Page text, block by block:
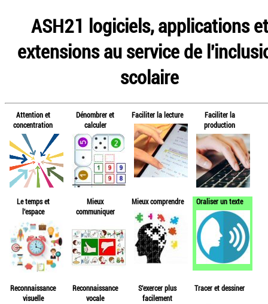
ASH21 logiciels, applications et
extensions au service de
scolaire
Attention et
concentration
Dénombrer et
calculer
Faciliter la lecture
Faciliter la
production
Le temps et
l'espace
Mieux
communiquer
Mieux comprendre Oraliser un texte
Reconnaissance
visuelle
Reconnaissance
vocale
S'exercer plus
facilement
Tracer et dessiner